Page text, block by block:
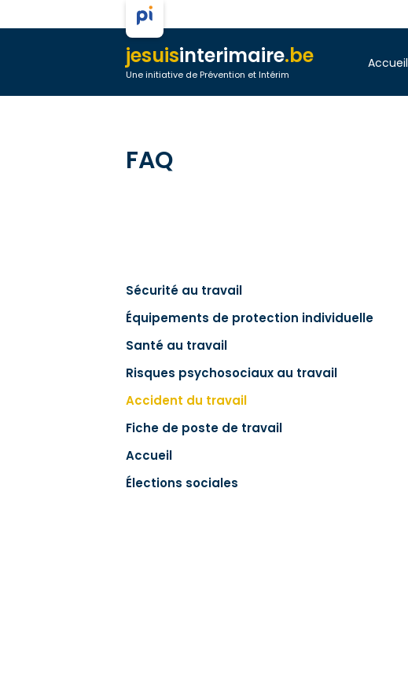
jesuisinterimaire.be
Une initiative de Prévention et Intérim
Accueil
FAQ
Sécurité au travail
Équipements de protection individuelle
Santé au travail
Risques psychosociaux au travail
Accident du travail
Fiche de poste de travail
Accueil
Élections sociales